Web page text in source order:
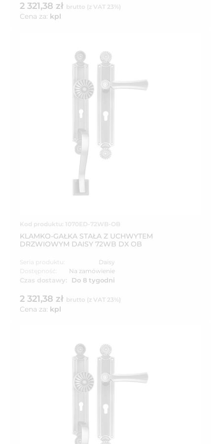
2 321,38 zł brutto (z VAT 23%)
Cena za: kpl
Kod produktu: 1070ED-72WB-OB
KLAMKO-GAŁKA STAŁA Z UCHWYTEM
DRZWIOWYM DAISY 72WB DX OB
Seria produktu:
Daisy
Dostępność:
Na zamówienie
Czas dostawy: Do 8 tygodni
2 321,38 zł brutto (z VAT 23%)
Cena za: kpl